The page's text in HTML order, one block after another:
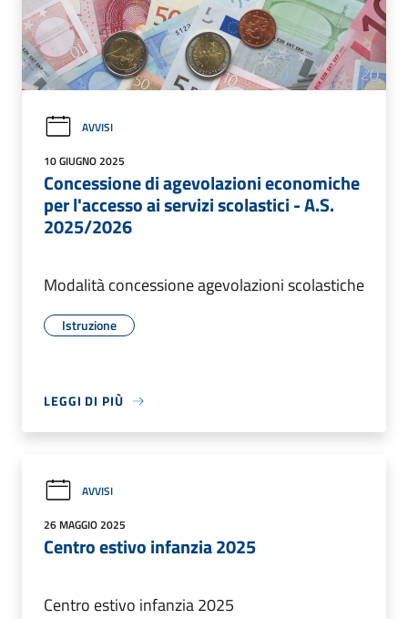
AVVISI
10 GIUGNO 2025
Concessione di agevolazioni economiche
per l'accesso ai servizi scolastici - A.S.
2025/2026
Modalità concessione agevolazioni scolastiche
Istruzione
LEGGI DI PIÙ
AVVISI
26 MAGGIO 2025
Centro estivo infanzia 2025
Centro estivo infanzia 2025